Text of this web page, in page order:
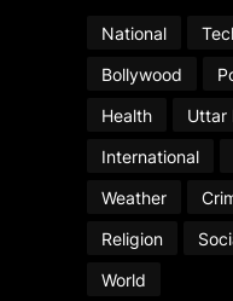
National
Bollywood
Health
Uttar
International
Weather
Religion
World